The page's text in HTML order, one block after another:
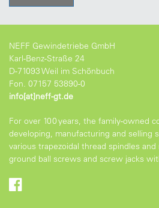
NEFF Gewindetriebe GmbH
Karl-Benz-Straße 24
D-71093 Weil im Schönbuch
Fon. 07157 53890-0
info[at]neff-gt.de
For over 100 years, the family-owned
developing, manufacturing and selling
various trapezoidal thread spindles
ground ball screws and screw jacks